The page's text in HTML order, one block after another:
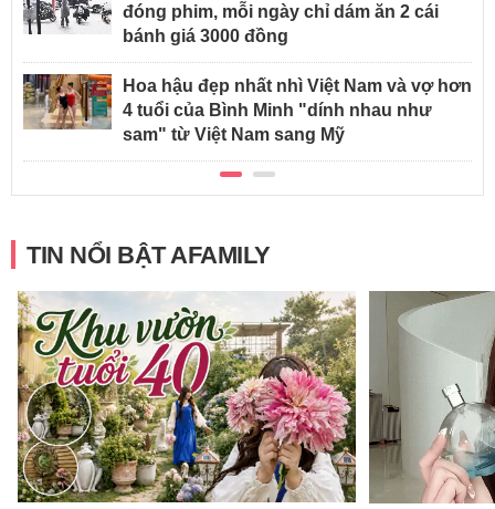
đóng phim, mỗi ngày chỉ dám ăn 2 cái
bánh giá 3000 đồng
Hoa hậu đẹp nhất nhì Việt Nam và vợ hơn
4 tuổi của Bình Minh "dính nhau như
sam" từ Việt Nam sang Mỹ
TIN NỔI BẬT AFAMILY